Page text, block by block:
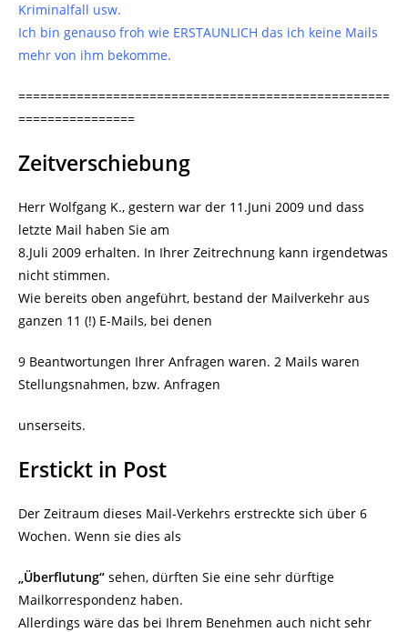
Kriminalfall usw.
Ich bin genauso froh wie ERSTAUNLICH das ich keine Mails
mehr von ihm bekomme.
===================================================
================
Zeitverschiebung
Herr Wolfgang K., gestern war der 11.Juni 2009 und dass
letzte Mail haben Sie am
8.Juli 2009 erhalten. In Ihrer Zeitrechnung kann irgendetwas
nicht stimmen.
Wie bereits oben angeführt, bestand der Mailverkehr aus
ganzen 11 (!) E-Mails, bei denen
9 Beantwortungen Ihrer Anfragen waren. 2 Mails waren
Stellungsnahmen, bzw. Anfragen
unserseits.
Erstickt in Post
Der Zeitraum dieses Mail-Verkehrs erstreckte sich über 6
Wochen. Wenn sie dies als
„Überflutung“ sehen, dürften Sie eine sehr dürftige
Mailkorrespondenz haben.
Allerdings wäre das bei Ihrem Benehmen auch nicht sehr